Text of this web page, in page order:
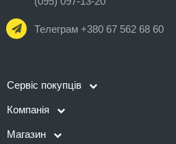
Телеграм +380 67 562 68 60
Сервіс покупців
Компанія
Магазин